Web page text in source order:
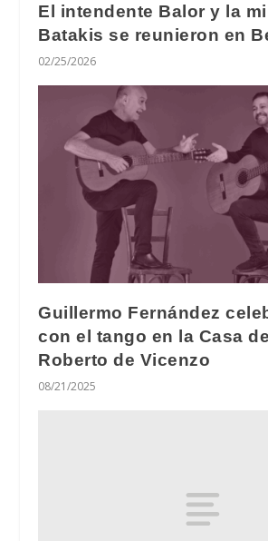
El intendente Balor y la
Batakis se reunieron en
02/25/2026
Guillermo Fernández
con el tango en la Casa
Roberto de Vicenzo
08/21/2025